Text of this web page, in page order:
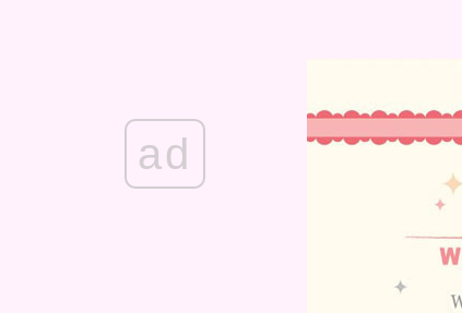
นะนำ : อุปกรณ์ล้างจมูก Hashi
Plus..ไม่ยากอย่างที่คิด
Review : Sunplay โลชั่นกันแดด
ad